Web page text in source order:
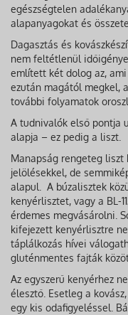
egészségtelen
alapanyagokat és
Dagasztás és
nem feltétlenül
említett két dolog az,
ezután magától megkel,
további folyamatok
A tudnivalók első pontja
alapja – ez pedig a liszt.
Manapság rengeteg
jelölésekkel, de
alapul. A búzalisztek
kenyérlisztet, vagy a BL-
érdemes megvásárolni.
kifejezett kenyérlisztre
táplálkozás hívei
gluténmentes fajták
Az egyszerű kenyérhez
élesztő. Esetleg a
egy kis odafigyeléssel.